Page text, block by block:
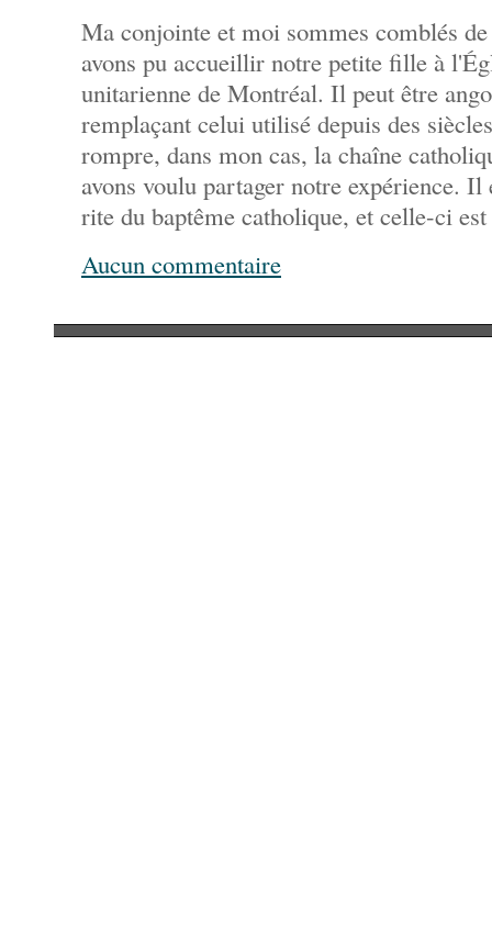
Ma conjointe et moi sommes comblés
avons pu accueillir notre petite fille à
unitarienne de Montréal. Il peut être
remplaçant celui utilisé depuis des
rompre, dans mon cas, la chaîne
avons voulu partager notre expérience. Il
rite du baptême catholique, et celle-ci
Aucun commentaire